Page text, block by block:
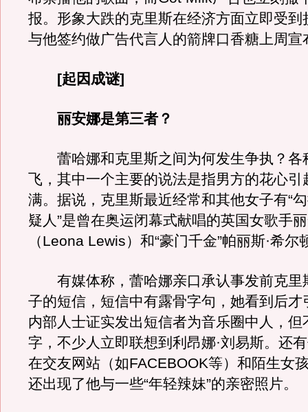
报。形象大跌的克里斯在经济方面立即受
与他签约做广告代言人的箭牌口香糖上周宣
[起因成谜]
丽安娜是第三者？
蕾哈娜和克里斯之间为何发生争执？各
飞，其中一个主要的说法是指男方的花心引
满。据说，克里斯最近经常和其他女子有“勾
疑人”是曾在奥运闭幕式献唱的英国女歌手
（Leona Lewis）和“豪门千金”帕丽斯·希尔
有媒体称，蕾哈娜亲口承认事发前克里
子的短信，短信中有露骨字句，她看到后才
内部人士证实发出短信者为音乐圈中人，但
字，不少人立即联想到利昂娜·刘易斯。还
在交友网站（如FACEBOOK等）和陌生女
还出现了他与一些“年轻辣妹”的亲密照片。